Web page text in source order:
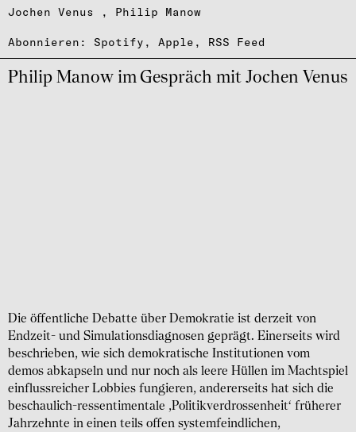
Jochen Venus Philip Manow
Abonnieren: Spotify , Apple , RSS Feed
Philip Manow im Gespräch mit Jochen Venus
Die öffentliche Debatte über Demokratie ist derzeit von
Endzeit- und Simulationsdiagnosen geprägt. Einerseits wird
beschrieben, wie sich demokratische Institutionen vom
demos abkapseln und nur noch als leere Hüllen im Machtspiel
einflussreicher Lobbies fungieren, andererseits hat sich die
beschaulich-ressentimentale ‚Politikverdrossenheit‘ früherer
Jahrzehnte in einen teils offen systemfeindlichen,